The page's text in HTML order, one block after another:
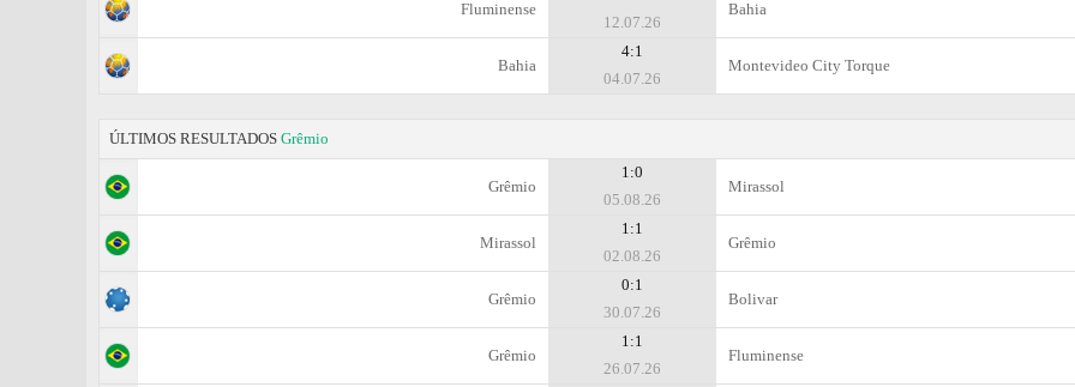
Fluminense
12.07.26
Bahia
Bahia
4:1
04.07.26
Montevideo City Torque
ÚLTIMOS RESULTADOS Grêmio
Grêmio
1:0
05.08.26
Mirassol
Mirassol
1:1
02.08.26
Grêmio
Grêmio
0:1
30.07.26
Bolivar
Grêmio
1:1
26.07.26
Fluminense